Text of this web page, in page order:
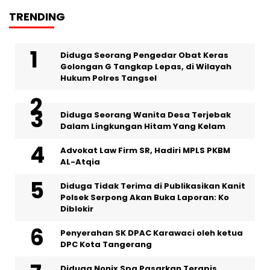
TRENDING
‎Diduga Seorang Pengedar Obat Keras
Golongan G Tangkap Lepas, di Wilayah
Hukum Polres Tangsel
‎Diduga Seorang Wanita Desa Terjebak
Dalam Lingkungan Hitam Yang Kelam
Advokat Law Firm SR, Hadiri MPLS PKBM
AL-Atqia
Diduga Tidak Terima di Publikasikan Kanit
Polsek Serpong Akan Buka Laporan: Ko
Diblokir
Penyerahan SK DPAC Karawaci oleh ketua
DPC Kota Tangerang